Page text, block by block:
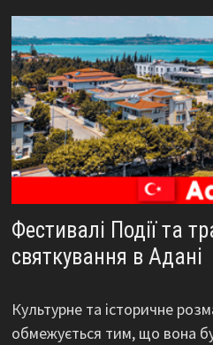
Фестивалі Події та
святкування в Адані
Культурне та історичне
обмежується тим, що вона